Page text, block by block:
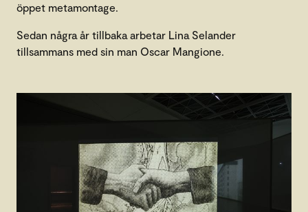
öppet metamontage.
Sedan några år tillbaka arbetar Lina Selander
tillsammans med sin man Oscar Mangione.